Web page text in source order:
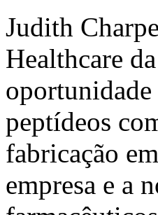
Judith
Healthcare
peptídeos
fabricação
empresa e a